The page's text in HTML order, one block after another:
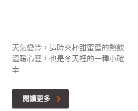
天氣變冷，這時來杯甜蜜蜜的熱飲
溫暖心靈，也是冬天裡的一種小確
幸
閱讀更多